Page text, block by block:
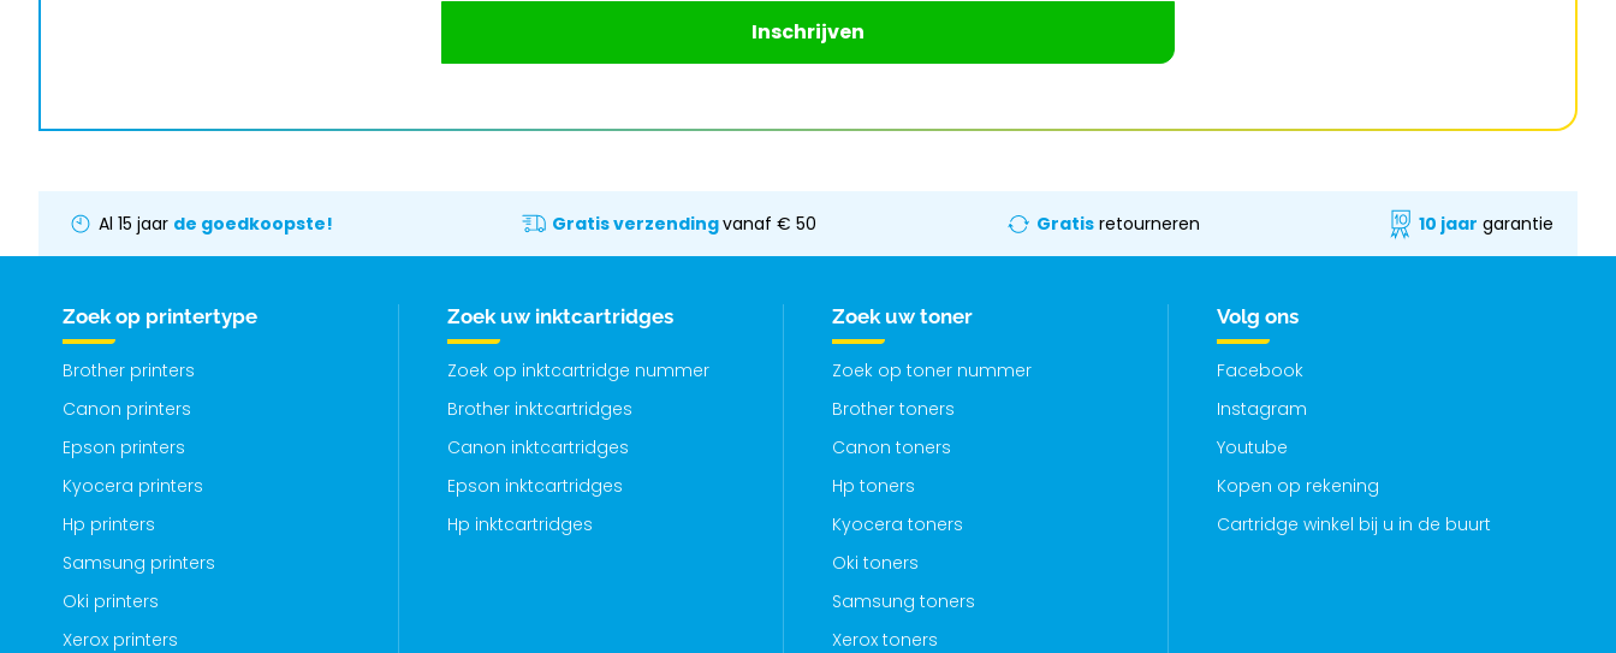
Inschrijven
Al 15 jaar de goedkoopste! Gratis verzendingvanaf € 50 Gratisretourneren 10 jaar garantie
Zoek op printertype
Brother printers
Canon printers
Epson printers
Kyocera printers
Hp printers
Samsung printers
Oki printers
Xerox printers
Zoek uw inktcartridges
Zoek op inktcartridge nummer
Brother inktcartridges
Canon inktcartridges
Epson inktcartridges
Hp inktcartridges
Zoek uw toner
Zoek op toner nummer
Brother toners
Canon toners
Hp toners
Kyocera toners
Oki toners
Samsung toners
Xerox toners
Volg ons
Facebook
Instagram
Youtube
Kopen op rekening
Cartridge winkel bij u in de buurt